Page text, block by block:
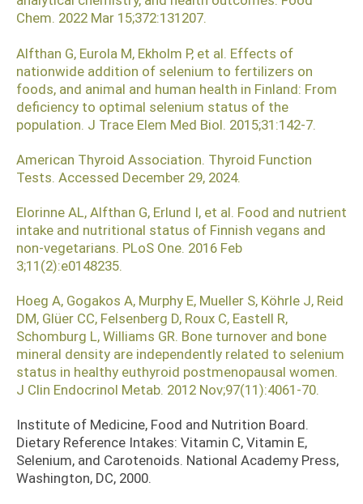
Chem. 2022 Mar 15;372:131207.
Alfthan G, Eurola M, Ekholm P, et al. Effects of
nationwide addition of selenium to fertilizers on
foods, and animal and human health in Finland: From
deficiency to optimal selenium status of the
population. J Trace Elem Med Biol. 2015;31:142-7.
American Thyroid Association. Thyroid Function
Tests. Accessed December 29, 2024.
Elorinne AL, Alfthan G, Erlund I, et al. Food and nutrient
intake and nutritional status of Finnish vegans and
non-vegetarians. PLoS One. 2016 Feb
3;11(2):e0148235.
Hoeg A, Gogakos A, Murphy E, Mueller S, Köhrle J, Reid
DM, Glüer CC, Felsenberg D, Roux C, Eastell R,
Schomburg L, Williams GR. Bone turnover and bone
mineral density are independently related to selenium
status in healthy euthyroid postmenopausal women.
J Clin Endocrinol Metab. 2012 Nov;97(11):4061-70.
Institute of Medicine, Food and Nutrition Board.
Dietary Reference Intakes: Vitamin C, Vitamin E,
Selenium, and Carotenoids. National Academy Press,
Washington, DC, 2000.